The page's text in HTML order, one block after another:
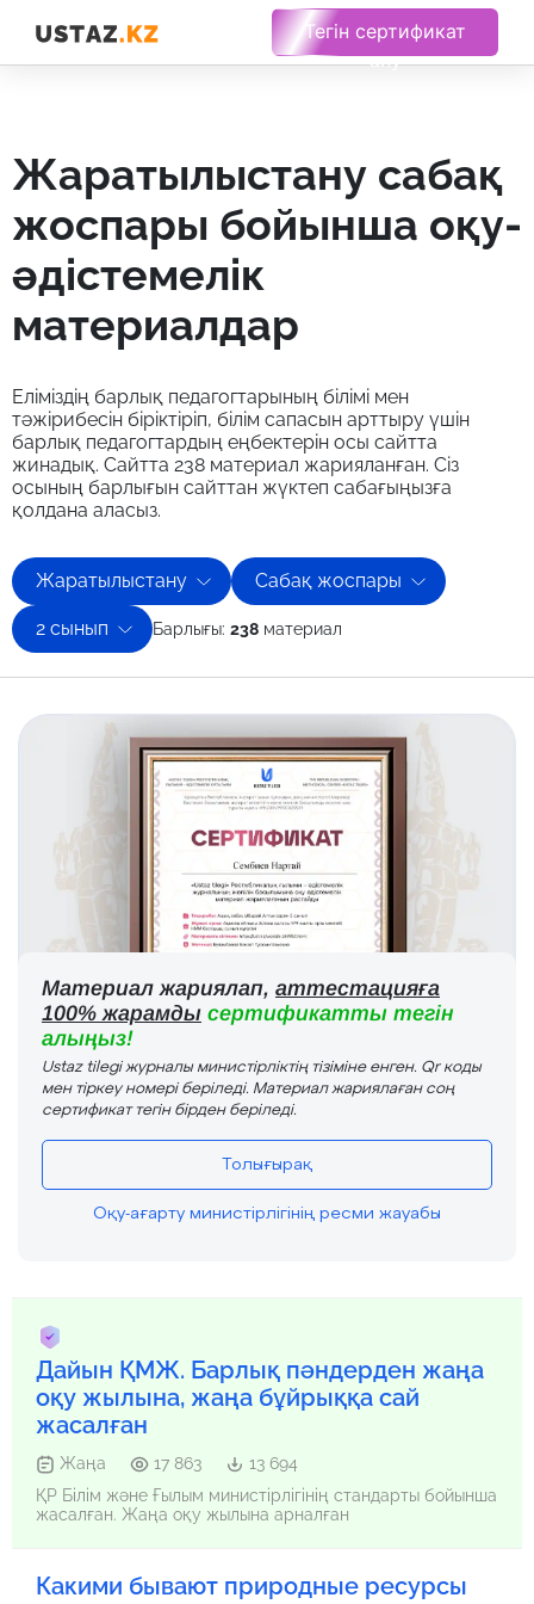
Тегін сертификат
алу
жаратылыстану сабақ
жоспары бойынша оқу-
әдістемелік
материалдар
Еліміздің барлық педагогтарының білімі мен
тәжірибесін біріктіріп, білім сапасын арттыру үшін
барлық педагогтардың еңбектерін осы сайтта
жинадық. Сайтта 238 материал жарияланған. Сіз
осының барлығын сайттан жүктеп сабағыңызға
қолдана аласыз.
Жаратылыстану Сабақ жоспары
2 сынып Барлығы: 238 материал
Материал жариялап, аттестацияға
100% жарамды сертификатты тегін
алыңыз!
Ustaz tilegi журналы министірліктің тізіміне енген. Qr коды
мен тіркеу номері беріледі. Материал жариялаған соң
сертификат тегін бірден беріледі.
Толығырақ
Оқу-ағарту министірлігінің ресми жауабы
Дайын ҚМЖ. Барлық пәндерден жаңа
оқу жылына, жаңа бұйрыққа сай
жасалған
Жаңа 17 863
13 694
ҚР Білім және Ғылым министірлігінің стандарты бойынша
жасалған. Жаңа оқу жылына арналған
Какими бывают природные ресурсы